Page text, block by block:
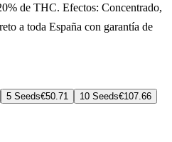
de THC. Efectos: Concentrado,
a toda España con garantía de
5 Seeds€50.71 10 Seeds€107.66